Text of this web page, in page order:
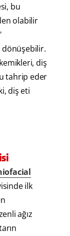
bu
olabilir
diş
tahrip eder
diş eti
ilk
ağız